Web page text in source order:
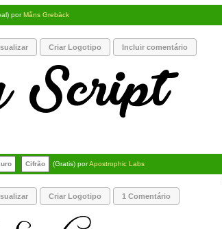
porMåns Grebäck
Criar Logotipo Incluir comentário
Cifrão (Gratis) porApostrophic Labs
Criar Logotipo 1 Comentário